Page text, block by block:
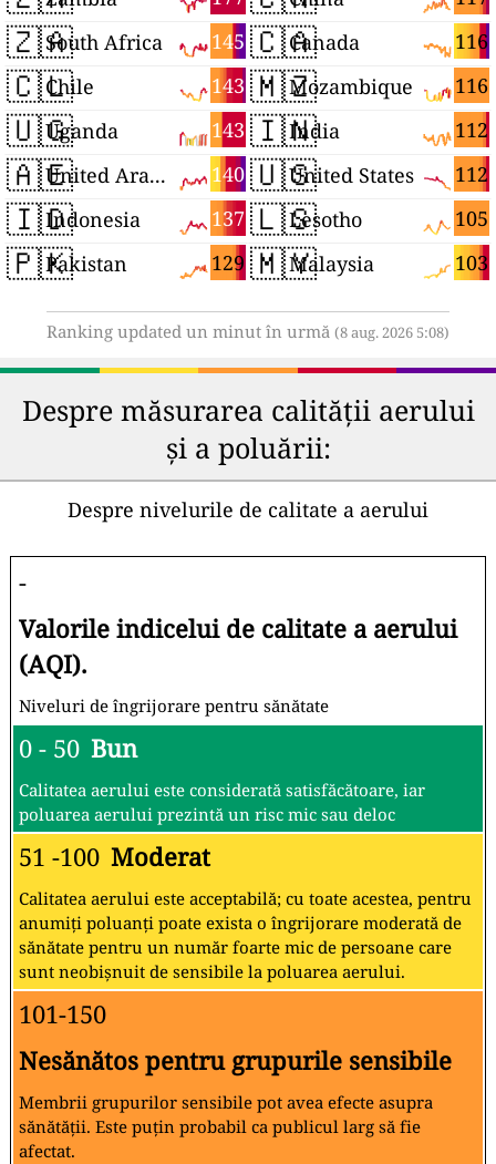
🇿🇦 145
South Africa
🇨🇱 143
Chile
🇺🇬 143
Uganda
🇦🇪 140
United Arab Emirates
🇮🇩 137
Indonesia
🇵🇰 129
Pakistan
🇨🇦 116
Canada
🇲🇿 116
Mozambique
🇮🇳 112
India
🇺🇸 112
United States
🇱🇸 105
Lesotho
🇲🇾 103
Malaysia
Ranking updated un minut în urmă (8 aug. 2026 5:08)
Despre măsurarea calității aerului
și a poluării:
Despre nivelurile de calitate a aerului
-
Valorile indicelui de calitate a aerului
(AQI).
Niveluri de îngrijorare pentru sănătate
0 - 50 Bun
Calitatea aerului este considerată satisfăcătoare, iar
poluarea aerului prezintă un risc mic sau deloc
51 -100 Moderat
Calitatea aerului este acceptabilă; cu toate acestea, pentru
anumiți poluanți poate exista o îngrijorare moderată de
sănătate pentru un număr foarte mic de persoane care
sunt neobișnuit de sensibile la poluarea aerului.
101-150
Nesănătos pentru grupurile sensibile
Membrii grupurilor sensibile pot avea efecte asupra
sănătății. Este puțin probabil ca publicul larg să fie
afectat.